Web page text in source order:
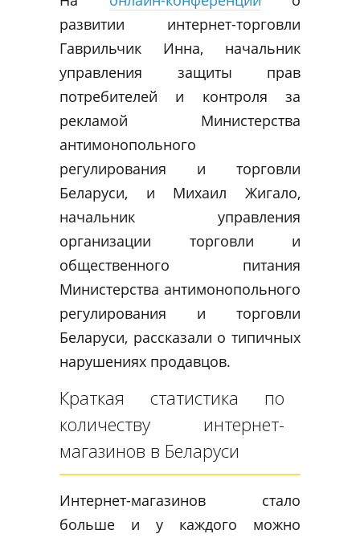
развитии интернет-торговли
Гаврильчик Инна, начальник
управления защиты прав
потребителей и контроля за
рекламой Министерства
антимонопольного
регулирования и торговли
Беларуси, и Михаил Жигало,
начальник управления
организации торговли и
общественного питания
Министерства антимонопольного
регулирования и торговли
Беларуси, рассказали о типичных
нарушениях продавцов.
Краткая статистика по
количеству интернет-
магазинов в Беларуси
Интернет-магазинов стало
больше и у каждого можно